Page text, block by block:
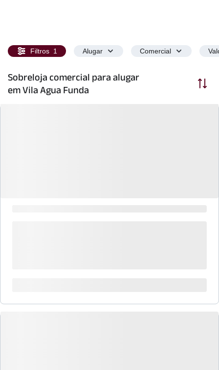
Filtros 1 Alugar Comercial
Sobreloja comercial para alugar
em Vila Agua Funda
Ordenar